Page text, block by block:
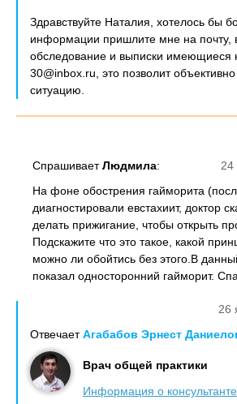
Здравствуйте Наталия, хотелось бы
информации пришлите мне на почту,
обследование и выписки имеющиеся
30@inbox.ru, это позволит
ситуацию.
24
СпрашиваетЛюдмила:
На фоне обострения гайморита
диагностировали евстахиит, доктор
делать прижигание, чтобы открыть
Подскажите что это такое, какой
можно ли обойтись без этого.В
показал односторонний гайморит.
26
ОтвечаетАгабабов Эрнест
Врач общей практики
Информация о консультанте